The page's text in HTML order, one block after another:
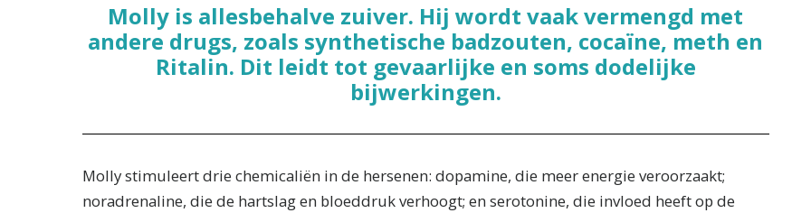
Molly is allesbehalve zuiver. Hij wordt vaak vermengd met
andere drugs, zoals synthetische badzouten, cocaïne, meth en
Ritalin. Dit leidt tot gevaarlijke en soms dodelijke
bijwerkingen.
Molly stimuleert drie chemicaliën in de hersenen: dopamine, die meer energie veroorzaakt;
noradrenaline, die de hartslag en bloeddruk verhoogt; en serotonine, die invloed heeft op de